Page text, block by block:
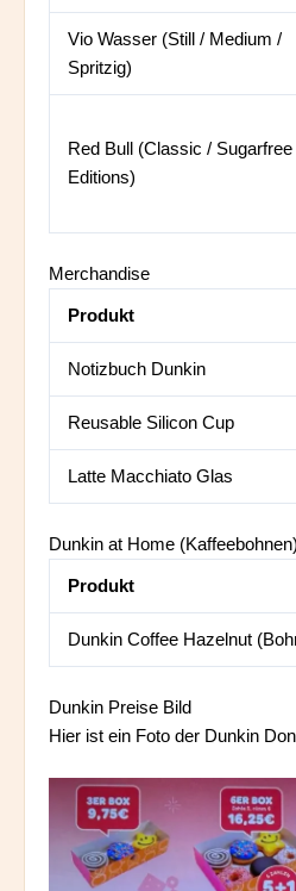
Vio Wasser (Still / Medium /
Spritzig)
Red Bull (Classic / Sugarfree
Editions)
Merchandise
Produkt
Notizbuch Dunkin
Reusable Silicon Cup
Latte Macchiato Glas
Dunkin at Home (Kaffeebohnen)
Produkt
Dunkin Coffee Hazelnut
Dunkin Preise Bild
Hier ist ein Foto der Dunkin